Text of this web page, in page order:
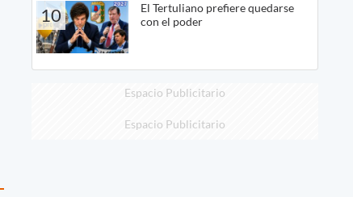
10
El Tertuliano prefiere quedarse
con el poder
Espacio Publicitario
Espacio Publicitario